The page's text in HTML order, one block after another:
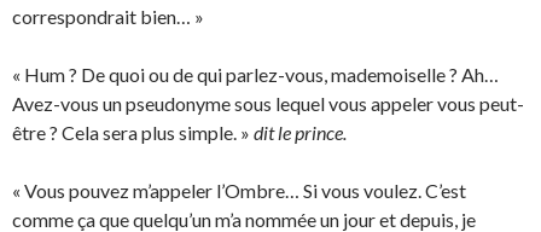
correspondrait bien… »
« Hum ? De quoi ou de qui parlez-vous, mademoiselle ? Ah…
Avez-vous un pseudonyme sous lequel vous appeler vous peut-
être ? Cela sera plus simple. » dit le prince.
« Vous pouvez m’appeler l’Ombre… Si vous voulez. C’est
comme ça que quelqu’un m’a nommée un jour et depuis, je